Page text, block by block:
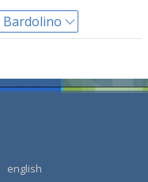
Bardolino
english